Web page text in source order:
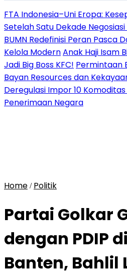
FTA Indonesia–Uni Eropa:
Setelah Satu Dekade
BUMN Redefinisi Peran Pasca
Kelola ModernAnak Haji Isam
Jadi Big Boss KFC! Permintaan
Bayan Resources dan
Deregulasi Impor 10
Penerimaan Negara
Home / Politik
Partai Golkar
dengan PDIP
Banten, Bahlil